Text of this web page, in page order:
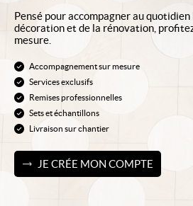
Pensé pour accompagner au
décoration et de la rénovation,
mesure.
Accompagnement sur mesure
Services exclusifs
Remises professionnelles
Sets et échantillons
Livraison sur chantier
JE CRÉE MON COMPTE